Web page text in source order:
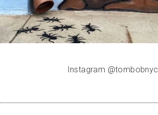
Instagram @tombobnyc